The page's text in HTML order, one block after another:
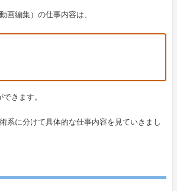
画編集）の仕事内容は、
きます。
系に分けて具体的な仕事内容を見ていきまし